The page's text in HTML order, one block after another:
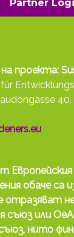
Partner
проекта:
обаче са
отразяват
съюз или
нито